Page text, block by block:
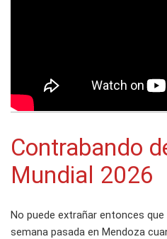
Contrabando
Mundial 2026
No puede extrañar entonces
semana pasada en Mendoza